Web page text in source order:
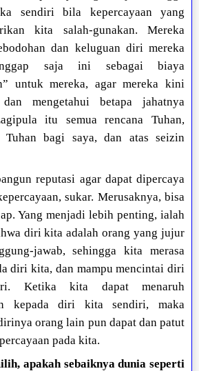
sendiri bila kepercayaan yang
kita salah-gunakan. Mereka
dan keluguan diri mereka
saja ini sebagai biaya
untuk mereka, agar mereka kini
dan mengetahui betapa jahatnya
itu semua rencana Tuhan,
bagi saya, dan atas seizin
reputasi agar dapat dipercaya
sukar. Merusaknya, bisa
Yang menjadi lebih penting, ialah
diri kita adalah orang yang jujur
jawab, sehingga kita merasa
diri kita, dan mampu mencintai diri
Ketika kita dapat menaruh
kepada diri kita sendiri, maka
orang lain pun dapat dan patut
pada kita.
apakah sebaiknya dunia seperti